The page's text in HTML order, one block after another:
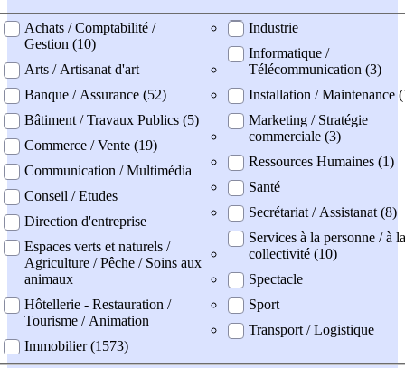
professionel
Achats / Comptabilité /
Gestion (10)
Arts / Artisanat d'art
Banque / Assurance (52)
Bâtiment / Travaux Publics (5)
Commerce / Vente (19)
Communication / Multimédia
Conseil / Etudes
Direction d'entreprise
Espaces verts et naturels /
Agriculture / Pêche / Soins aux
animaux
Hôtellerie - Restauration /
Tourisme / Animation
Immobilier (1573)
Industrie
Informatique /
Télécommunication (3)
Installation / Maintenance
Marketing / Stratégie
commerciale (3)
Ressources Humaines (1)
Santé
Secrétariat / Assistanat (8)
Services à la personne / à la
collectivité (10)
Spectacle
Sport
Transport / Logistique